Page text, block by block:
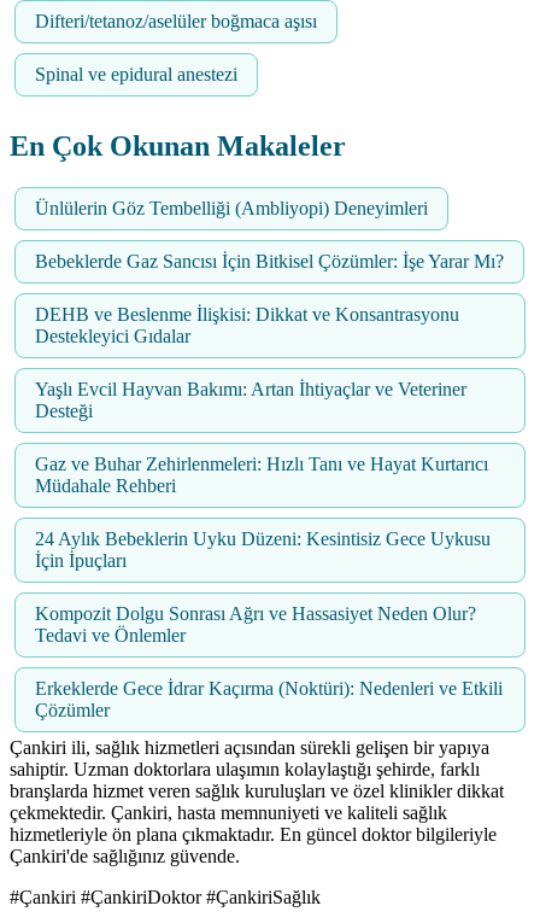
Difteri/tetanoz/aselüler boğmaca aşısı
Spinal ve epidural anestezi
En Çok Okunan Makaleler
Ünlülerin Göz Tembelliği (Ambliyopi) Deneyimleri
Bebeklerde Gaz Sancısı İçin Bitkisel Çözümler: İşe Yarar Mı?
DEHB ve Beslenme İlişkisi: Dikkat ve Konsantrasyonu
Destekleyici Gıdalar
Yaşlı Evcil Hayvan Bakımı: Artan İhtiyaçlar ve Veteriner
Desteği
Gaz ve Buhar Zehirlenmeleri: Hızlı Tanı ve Hayat Kurtarıcı
Müdahale Rehberi
24 Aylık Bebeklerin Uyku Düzeni: Kesintisiz Gece Uykusu
İçin İpuçları
Kompozit Dolgu Sonrası Ağrı ve Hassasiyet Neden Olur?
Tedavi ve Önlemler
Erkeklerde Gece İdrar Kaçırma (Noktüri): Nedenleri ve Etkili
Çözümler
Çankiri ili, sağlık hizmetleri açısından sürekli gelişen bir yapıya
sahiptir. Uzman doktorlara ulaşımın kolaylaştığı şehirde, farklı
branşlarda hizmet veren sağlık kuruluşları ve özel klinikler dikkat
çekmektedir. Çankiri, hasta memnuniyeti ve kaliteli sağlık
hizmetleriyle ön plana çıkmaktadır. En güncel doktor bilgileriyle
Çankiri'de sağlığınız güvende.
#Çankiri #ÇankiriDoktor #ÇankiriSağlık